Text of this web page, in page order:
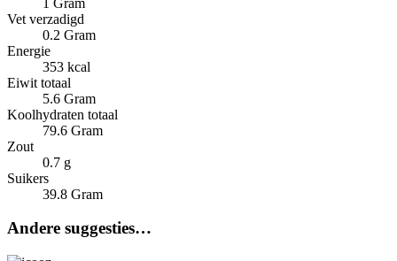
Vet verzadigd
0.2 Gram
Energie
353 kcal
Eiwit totaal
5.6 Gram
Koolhydraten totaal
79.6 Gram
Zout
0.7 g
Suikers
39.8 Gram
Andere suggesties…